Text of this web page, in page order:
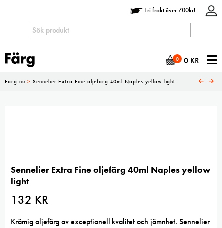
Fri frakt över 700kr!
0 0 KR
Farg.nu > Sennelier Extra Fine oljefärg 40ml Naples yellow light
Sennelier Extra Fine oljefärg 40ml Naples yellow
light
132 KR
Krämig oljefärg av exceptionell kvalitet och jämnhet. Sennelier